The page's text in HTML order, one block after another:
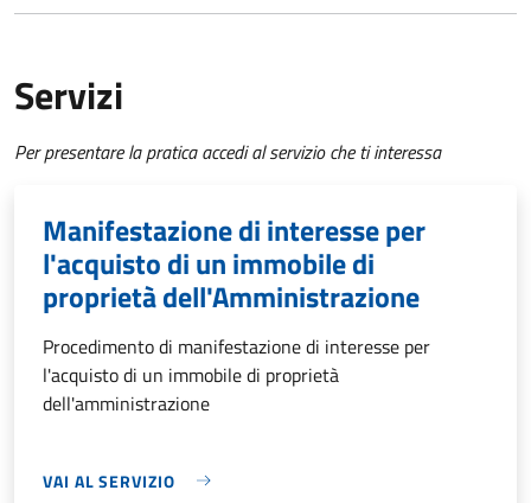
Servizi
Per presentare la pratica accedi al servizio che ti interessa
Manifestazione di interesse per
l'acquisto di un immobile di
proprietà dell'Amministrazione
Procedimento di manifestazione di interesse per
l'acquisto di un immobile di proprietà
dell'amministrazione
VAI AL SERVIZIO